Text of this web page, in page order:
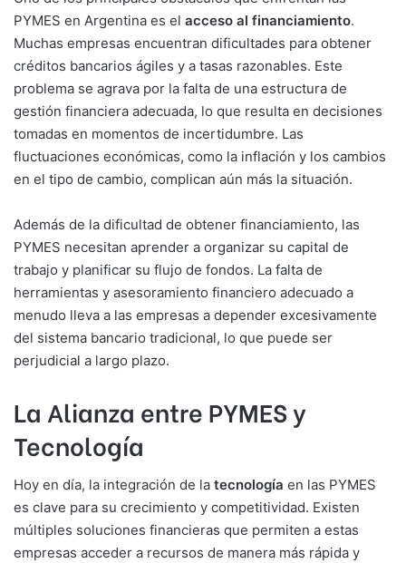
PYMES en Argentina es el acceso al financiamiento.
Muchas empresas encuentran dificultades para obtener
créditos bancarios ágiles y a tasas razonables. Este
problema se agrava por la falta de una estructura de
gestión financiera adecuada, lo que resulta en decisiones
tomadas en momentos de incertidumbre. Las
fluctuaciones económicas, como la inflación y los cambios
en el tipo de cambio, complican aún más la situación.
Además de la dificultad de obtener financiamiento, las
PYMES necesitan aprender a organizar su capital de
trabajo y planificar su flujo de fondos. La falta de
herramientas y asesoramiento financiero adecuado a
menudo lleva a las empresas a depender excesivamente
del sistema bancario tradicional, lo que puede ser
perjudicial a largo plazo.
La Alianza entre PYMES y
Tecnología
Hoy en día, la integración de la tecnología en las PYMES
es clave para su crecimiento y competitividad. Existen
múltiples soluciones financieras que permiten a estas
empresas acceder a recursos de manera más rápida y